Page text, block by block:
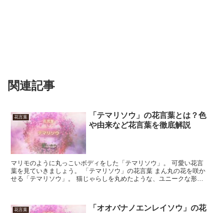
関連記事
花言葉
「テマリソウ」の花言葉とは？色
や由来など花言葉を徹底解説
マリモのように丸っこいボディをした「テマリソウ」。 可愛い花言
葉を見ていきましょう。 「テマリソウ」の花言葉 まん丸の花を咲か
せる「テマリソウ」。 猫じゃらしを丸めたような、ユニークな形状
花言葉
「オオバナノエンレイソウ」の花